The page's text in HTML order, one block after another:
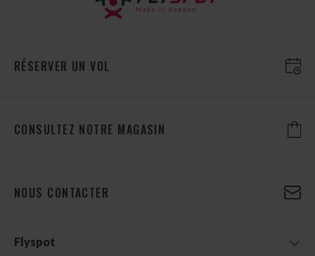
RÉSERVER UN VOL
CONSULTEZ NOTRE MAGASIN
NOUS CONTACTER
Flyspot